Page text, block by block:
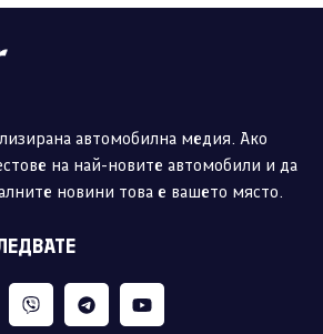
автомобилна медия. Ако
на най-новите автомобили и да
новини това е вашето място.